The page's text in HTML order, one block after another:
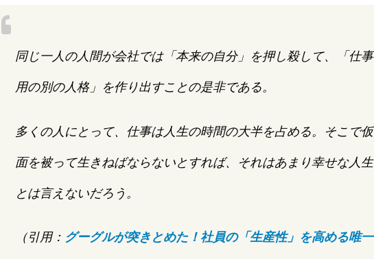
同じ一人の人間が会社では「本来の自分」を押し殺して、「仕事
用の別の人格」を作り出すことの是非である。
多くの人にとって、仕事は人生の時間の大半を占める。そこで仮
面を被って生きねばならないとすれば、それはあまり幸せな人生
とは言えないだろう。
（引用： グーグルが突きとめた！社員の「生産性」を高める唯一